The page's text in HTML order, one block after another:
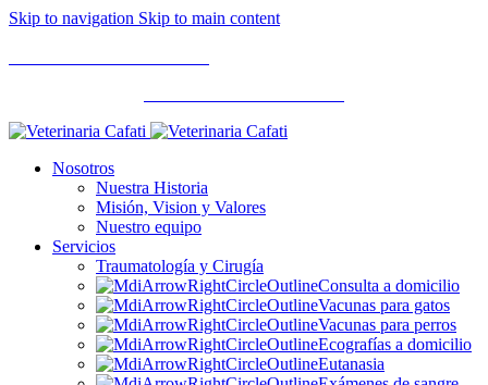
Skip to navigation Skip to main content
Nosotros
Nuestra Historia
Misión, Vision y Valores
Nuestro equipo
Servicios
Traumatología y Cirugía
Consulta a domicilio
Vacunas para gatos
Vacunas para perros
Ecografías a domicilio
Eutanasia